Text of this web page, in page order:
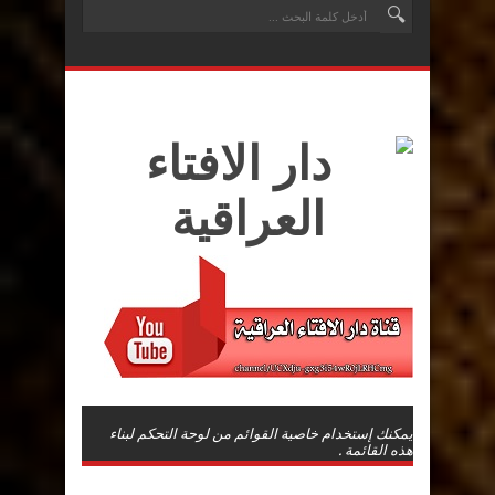
يمكنك إستخدام خاصية القوائم من لوحة التحكم لبناء
هذه القائمة .